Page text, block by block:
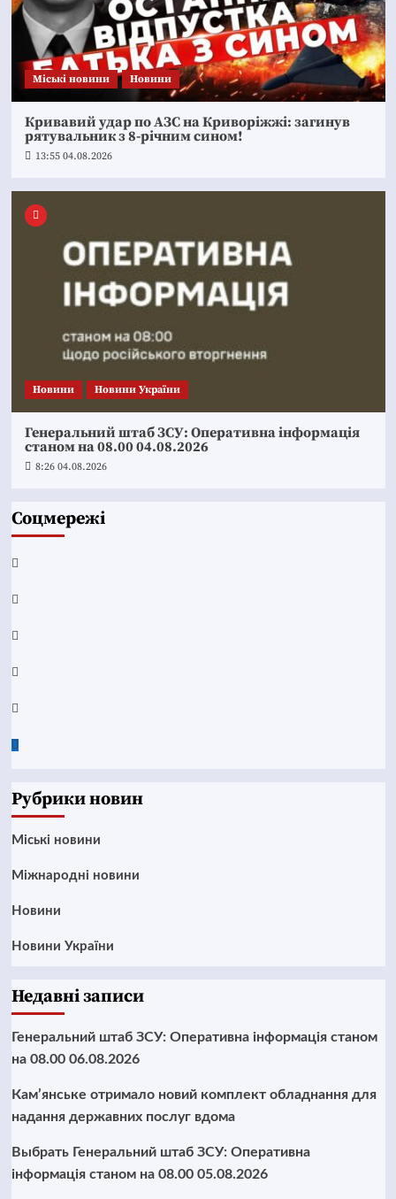
Mіські новини Новини
Кривавий удар по АЗС на Криворіжжі: загинув
рятувальник з 8-річним сином!
13:55 04.08.2026
Новини Новини України
Генеральний штаб ЗСУ: Оперативна інформація
станом на 08.00 04.08.2026
8:26 04.08.2026
Соцмережі
Facebook
YouTube
Telegram
Instagram
Twitter
Google
Рубрики новин
Mіські новини
Міжнародні новини
Новини
Новини України
Недавні записи
Генеральний штаб ЗСУ: Оперативна інформація станом
на 08.00 06.08.2026
Кам’янське отримало новий комплект обладнання для
надання державних послуг вдома
Выбрать Генеральний штаб ЗСУ: Оперативна
інформація станом на 08.00 05.08.2026